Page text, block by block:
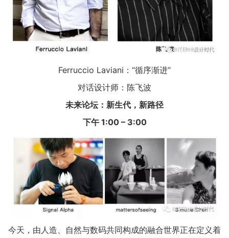
Ferruccio Laviani：“循序渐进”
对话设计师：陈飞波
未来论坛：新生代，新路径
下午 1:00 – 3:00
今天，由人造、自然与数码共同构成的融合世界正在定义着